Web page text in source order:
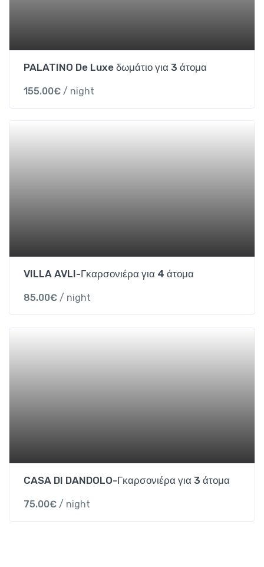
PALATINO De Luxe δωμάτιο για 3 άτομα
155.00€ / night
VILLA AVLI-Γκαρσονιέρα για 4 άτομα
85.00€ / night
CASA DI DANDOLO-Γκαρσονιέρα για 3 άτομα
75.00€ / night